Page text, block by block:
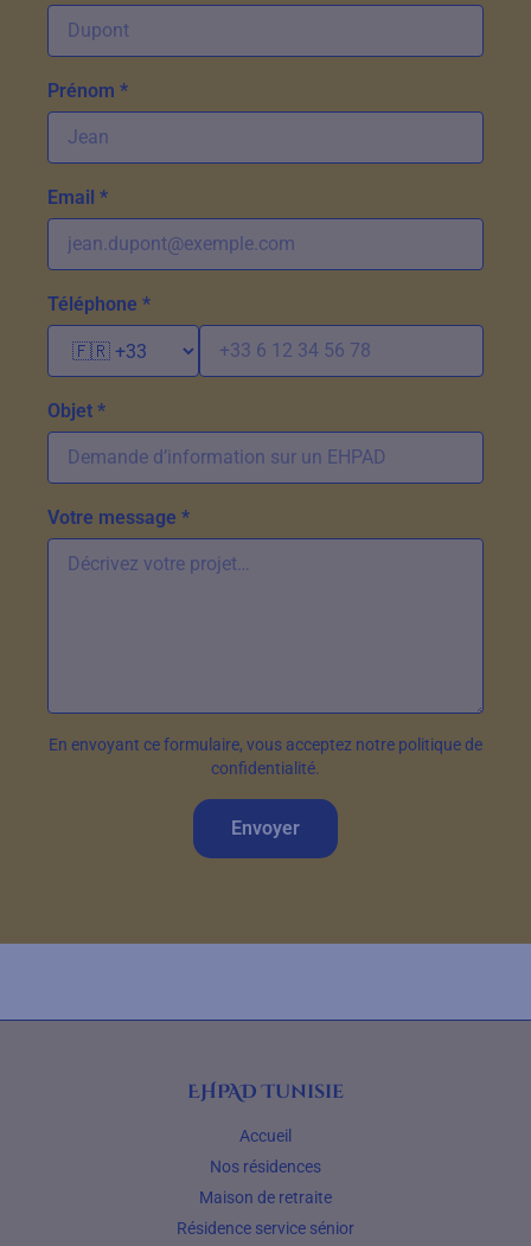
Prénom *
Email *
Téléphone *
Objet *
Votre message *
En envoyant ce formulaire, vous acceptez notre politique de
confidentialité.
Envoyer
EHPAD Tunisie
Accueil
Nos résidences
Maison de retraite
Résidence service sénior